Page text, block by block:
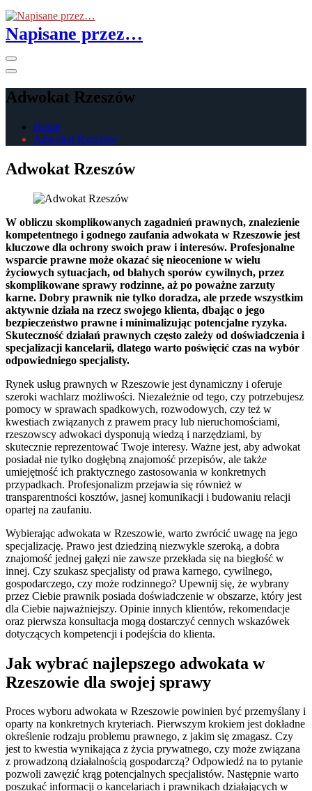
Skip
to
the
Napisane przez…
Adwokat Rzeszów
Home
Adwokat Rzeszów
Adwokat Rzeszów
W obliczu skomplikowanych zagadnień prawnych, znalezienie
kompetentnego i godnego zaufania adwokata w Rzeszowie jest
kluczowe dla ochrony swoich praw i interesów. Profesjonalne
wsparcie prawne może okazać się nieocenione w wielu
życiowych sytuacjach, od błahych sporów cywilnych, przez
skomplikowane sprawy rodzinne, aż po poważne zarzuty
karne. Dobry prawnik nie tylko doradza, ale przede wszystkim
aktywnie działa na rzecz swojego klienta, dbając o jego
bezpieczeństwo prawne i minimalizując potencjalne ryzyka.
Skuteczność działań prawnych często zależy od doświadczenia i
specjalizacji kancelarii, dlatego warto poświęcić czas na wybór
odpowiedniego specjalisty.
Rynek usług prawnych w Rzeszowie jest dynamiczny i oferuje
szeroki wachlarz możliwości. Niezależnie od tego, czy potrzebujesz
pomocy w sprawach spadkowych, rozwodowych, czy też w
kwestiach związanych z prawem pracy lub nieruchomościami,
rzeszowscy adwokaci dysponują wiedzą i narzędziami, by
skutecznie reprezentować Twoje interesy. Ważne jest, aby adwokat
posiadał nie tylko dogłębną znajomość przepisów, ale także
umiejętność ich praktycznego zastosowania w konkretnych
przypadkach. Profesjonalizm przejawia się również w
transparentności kosztów, jasnej komunikacji i budowaniu relacji
opartej na zaufaniu.
Wybierając adwokata w Rzeszowie, warto zwrócić uwagę na jego
specjalizację. Prawo jest dziedziną niezwykle szeroką, a dobra
znajomość jednej gałęzi nie zawsze przekłada się na biegłość w
innej. Czy szukasz specjalisty od prawa karnego, cywilnego,
gospodarczego, czy może rodzinnego? Upewnij się, że wybrany
przez Ciebie prawnik posiada doświadczenie w obszarze, który jest
dla Ciebie najważniejszy. Opinie innych klientów, rekomendacje
oraz pierwsza konsultacja mogą dostarczyć cennych wskazówek
dotyczących kompetencji i podejścia do klienta.
Jak wybrać najlepszego adwokata w
Rzeszowie dla swojej sprawy
Proces wyboru adwokata w Rzeszowie powinien być przemyślany i
oparty na konkretnych kryteriach. Pierwszym krokiem jest dokładne
określenie rodzaju problemu prawnego, z jakim się zmagasz. Czy
jest to kwestia wynikająca z życia prywatnego, czy może związana
z prowadzoną działalnością gospodarczą? Odpowiedź na to pytanie
pozwoli zawęzić krąg potencjalnych specjalistów. Następnie warto
poszukać informacji o kancelariach i prawnikach działających w